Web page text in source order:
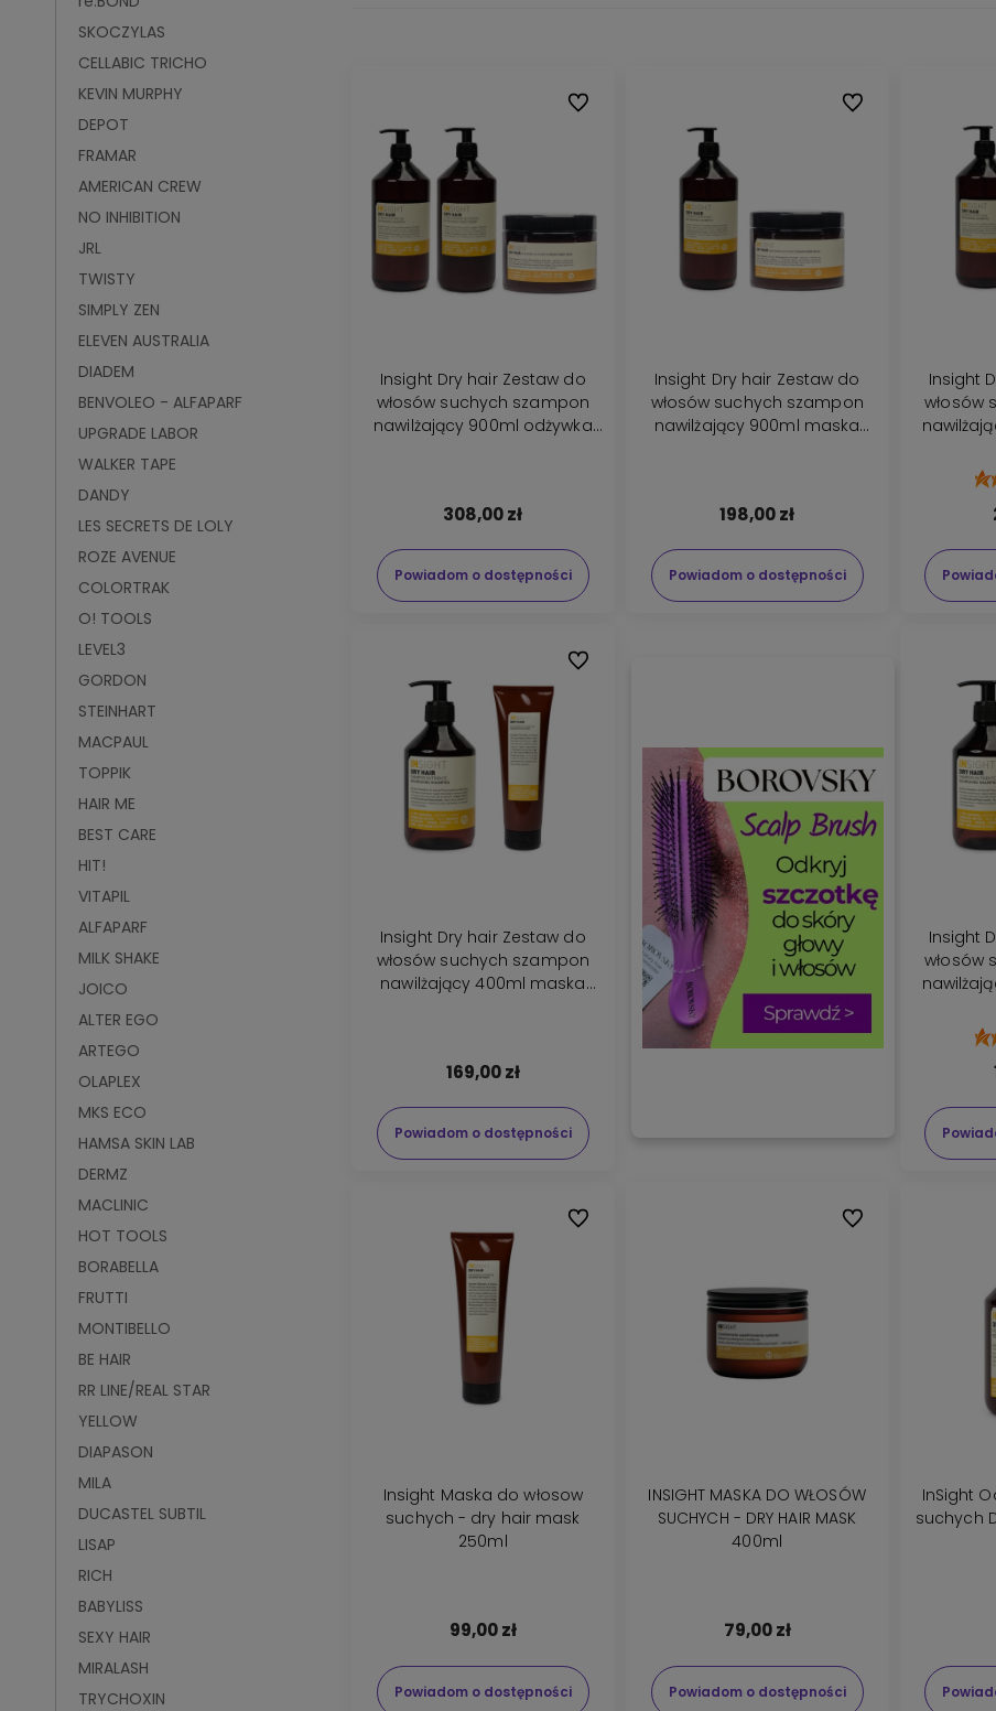
SKOCZYLAS
CELLABIC TRICHO
KEVIN MURPHY
DEPOT
FRAMAR
AMERICAN CREW
NO INHIBITION
JRL
TWISTY
SIMPLY ZEN
ELEVEN AUSTRALIA
DIADEM
BENVOLEO - ALFAPARF
UPGRADE LABOR
WALKER TAPE
DANDY
LES SECRETS DE LOLY
ROZE AVENUE
COLORTRAK
O! TOOLS
LEVEL3
GORDON
STEINHART
MACPAUL
TOPPIK
HAIR ME
BEST CARE
HIT!
VITAPIL
ALFAPARF
MILK SHAKE
JOICO
ALTER EGO
ARTEGO
OLAPLEX
MKS ECO
HAMSA SKIN LAB
DERMZ
MACLINIC
HOT TOOLS
BORABELLA
FRUTTI
MONTIBELLO
BE HAIR
RR LINE/REAL STAR
YELLOW
DIAPASON
MILA
DUCASTEL SUBTIL
LISAP
RICH
BABYLISS
SEXY HAIR
MIRALASH
TRYCHOXIN
Insight Dry hair Zestaw do
włosów suchych szampon
nawilżający 900ml odżywka
308,00 zł
Powiadom o dostępności
Do ulubionych
Insight Dry hair Zestaw do
włosów suchych szampon
nawilżający 900ml maska
198,00 zł
Powiadom o dostępności
Do ulubionych
Insight
włosów
Insight Dry hair Zestaw do
włosów suchych szampon
nawilżający 400ml maska
169,00 zł
Powiadom o dostępności
Do ulubionych
Insight
włosów
Insight Maska do włosow
suchych - dry hair mask
250ml
99,00 zł
Powiadom o dostępności
Do ulubionych
INSIGHT MASKA DO WŁOSÓW
SUCHYCH - DRY HAIR MASK
400ml
79,00 zł
Powiadom o dostępności
Do ulubionych
InSight
suchych